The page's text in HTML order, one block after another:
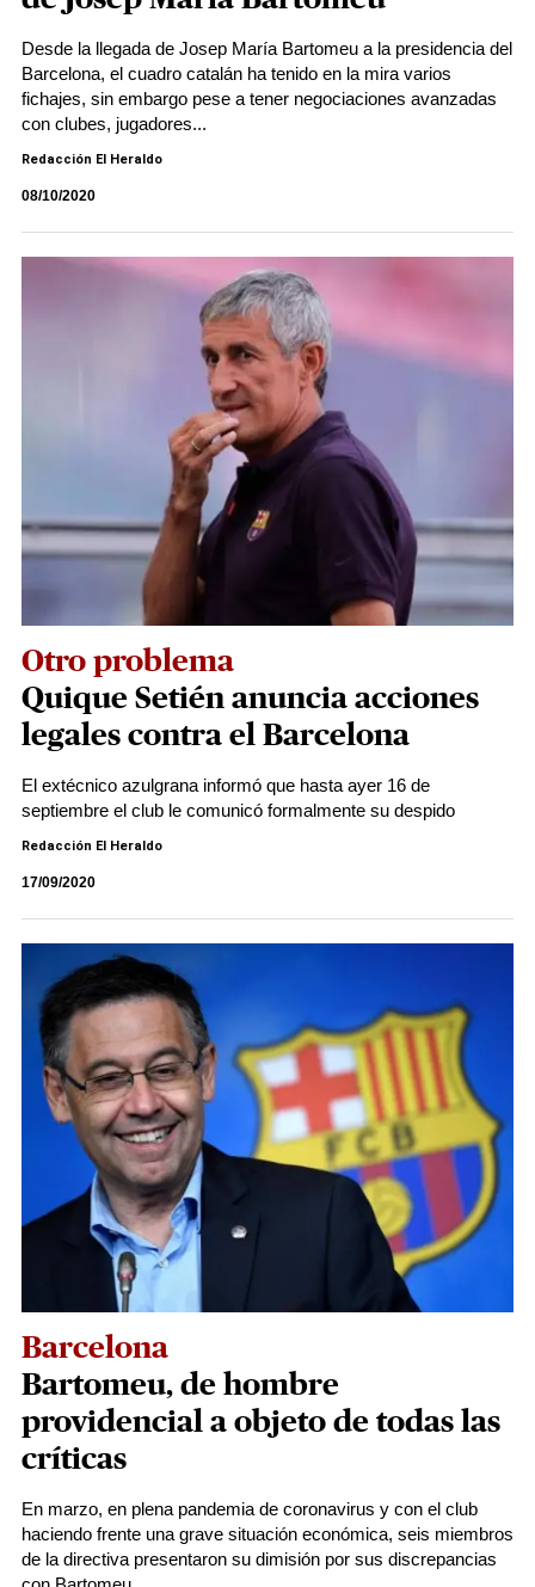
Desde la llegada de Josep María Bartomeu a la presidencia del
Barcelona, el cuadro catalán ha tenido en la mira varios
fichajes, sin embargo pese a tener negociaciones avanzadas
con clubes, jugadores...
Redacción El Heraldo
08/10/2020
Otro problema
Quique Setién anuncia acciones
legales contra el Barcelona
El extécnico azulgrana informó que hasta ayer 16 de
septiembre el club le comunicó formalmente su despido
Redacción El Heraldo
17/09/2020
Barcelona
Bartomeu, de hombre
providencial a objeto de todas las
críticas
En marzo, en plena pandemia de coronavirus y con el club
haciendo frente una grave situación económica, seis miembros
de la directiva presentaron su dimisión por sus discrepancias